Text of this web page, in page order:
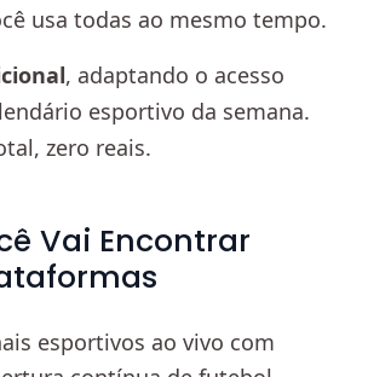
usa todas ao mesmo tempo.
, adaptando o acesso
esportivo da semana.
zero reais.
Vai Encontrar
esportivos ao vivo com